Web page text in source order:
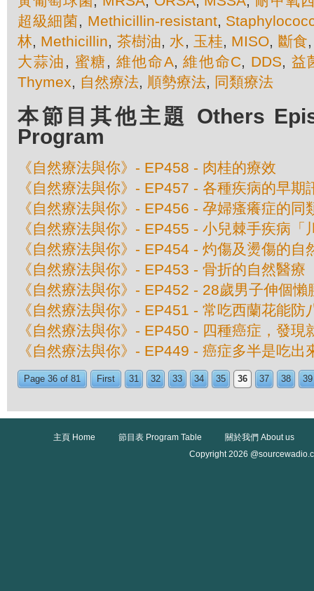
超級細菌, Methicillin-resistant,
林, Methicillin, 茶樹油, 水, 玉桂, MISO, 斷食
大蒜油 , 蜜糖, 維他命A,維他命C, DDS, 益
Thymex, 自然療法, 順勢療法, 同類療法
本節目其他主題 Others
Program
《自然療法與你》- EP458 - 肉桂的療效
《自然療法與你》- EP457 - 各種疾病的早期
《自然療法與你》- EP456 - 孕婦瘙癢症的同
《自然療法與你》- EP455 - 小兒棘手疾病「
《自然療法與你》- EP454 - 灼傷及燙傷的自
《自然療法與你》- EP453 - 骨折的自然醫療
《自然療法與你》- EP452 - 28歲男子伸個
《自然療法與你》- EP451 - 常吃西蘭花能防
《自然療法與你》- EP450 - 四種癌症，發現
《自然療法與你》- EP449 - 癌症多半是吃出
Page 36 of 81 First 31 32 33 34 35 36 37 38 39
主頁 Home 節目表 Program Table
關於我們 About us
Copyright 2026